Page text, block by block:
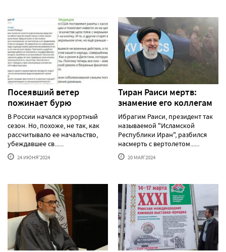
Посеявший ветер
пожинает бурю
В России начался курортный
сезон. Но, похоже, не так, как
рассчитывало ее начальство,
убеждавшее св......
24 ИЮНЯ'2024
Тиран Раиси мертв:
знамение его коллегам
Ибрагим Раиси, президент так
называемой "Исламской
Республики Иран", разбился
насмерть с вертолетом......
20 МАЯ'2024